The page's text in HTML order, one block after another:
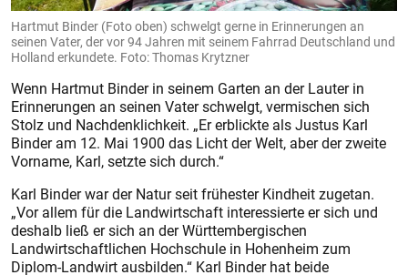
Hartmut Binder (Foto oben) schwelgt gerne in Erinnerungen an
seinen Vater, der vor 94 Jahren mit seinem Fahrrad Deutschland und
Holland erkundete. Foto: Thomas Krytzner
Wenn Hartmut Binder in seinem Garten an der Lauter in
Erinnerungen an seinen Vater schwelgt, vermischen sich
Stolz und Nachdenklichkeit. „Er erblickte als Justus Karl
Binder am 12. Mai 1900 das Licht der Welt, aber der zweite
Vorname, Karl, setzte sich durch.“
Karl Binder war der Natur seit frühester Kindheit zugetan.
„Vor allem für die Landwirtschaft interessierte er sich und
deshalb ließ er sich an der Württembergischen
Landwirtschaftlichen Hochschule in Hohenheim zum
Diplom-Landwirt ausbilden.“ Karl Binder hat beide